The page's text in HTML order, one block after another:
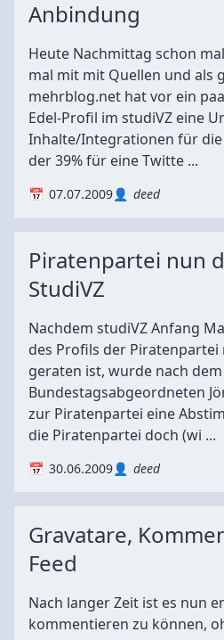
Anbindung
Heute Nachmittag schon
mal mit mit Quellen und als
mehrblog.net hat vor ein
Edel-Profil im studiVZ eine
Inhalte/Integrationen für die
der 39% für eine Twitte ...
07.07.2009 deed
Piratenpartei nun
StudiVZ
Nachdem studiVZ Anfang
des Profils der
geraten ist, wurde nach dem
Bundestagsabgeordneten
zur Piratenpartei eine
die Piratenpartei doch (wi ...
30.06.2009 deed
Gravatare,
Feed
Nach langer Zeit ist es nun
kommentieren zu können,